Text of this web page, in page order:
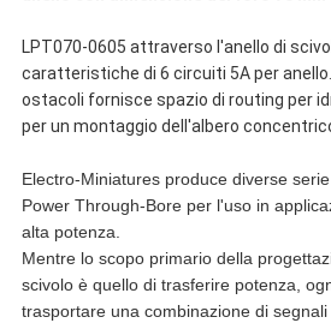
LPT070-0605 attraverso l'anello di
caratteristiche di 6 circuiti 5A per
ostacoli fornisce spazio di routing per
per un montaggio dell'albero
Electro-Miniatures produce diverse
Power Through-Bore per l'uso in
alta potenza.
Mentre lo scopo primario della
scivolo è quello di trasferire potenza,
trasportare una combinazione di